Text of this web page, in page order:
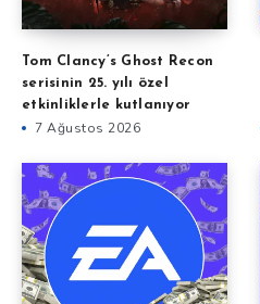
Tom Clancy’s Ghost Recon
serisinin 25. yılı özel
etkinliklerle kutlanıyor
7 Ağustos 2026